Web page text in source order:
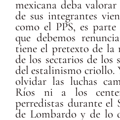
mexicana deba
de sus integrantes
como el PPS, es
que debemos
tiene el pretexto de
de los sectarios de los
del estalinismo criollo.
olvidar las luchas
Ríos ni a los
perredistas durante el
de Lombardo y de lo